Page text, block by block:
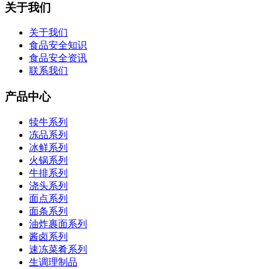
关于我们
关于我们
食品安全知识
食品安全资讯
联系我们
产品中心
犊牛系列
冻品系列
冰鲜系列
火锅系列
牛排系列
浇头系列
面点系列
面条系列
油炸裹面系列
酱卤系列
速冻菜肴系列
生调理制品